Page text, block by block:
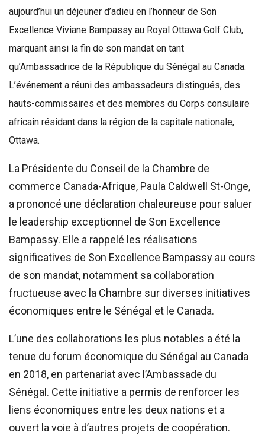
aujourd’hui un déjeuner d’adieu en l’honneur de Son
Excellence Viviane Bampassy au Royal Ottawa Golf Club,
marquant ainsi la fin de son mandat en tant
qu’Ambassadrice de la République du Sénégal au Canada.
L’événement a réuni des ambassadeurs distingués, des
hauts-commissaires et des membres du Corps consulaire
africain résidant dans la région de la capitale nationale,
Ottawa.
La Présidente du Conseil de la Chambre de
commerce Canada-Afrique, Paula Caldwell St-Onge,
a prononcé une déclaration chaleureuse pour saluer
le leadership exceptionnel de Son Excellence
Bampassy. Elle a rappelé les réalisations
significatives de Son Excellence Bampassy au cours
de son mandat, notamment sa collaboration
fructueuse avec la Chambre sur diverses initiatives
économiques entre le Sénégal et le Canada.
L’une des collaborations les plus notables a été la
tenue du forum économique du Sénégal au Canada
en 2018, en partenariat avec l’Ambassade du
Sénégal. Cette initiative a permis de renforcer les
liens économiques entre les deux nations et a
ouvert la voie à d’autres projets de coopération.